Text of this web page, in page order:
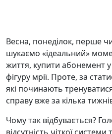
Весна, понеділок, перше
шукаємо «ідеальний»
життя, купити абонемент
фігуру мрії. Проте, за
які починають
справу вже за кілька
Чому так відбувається?